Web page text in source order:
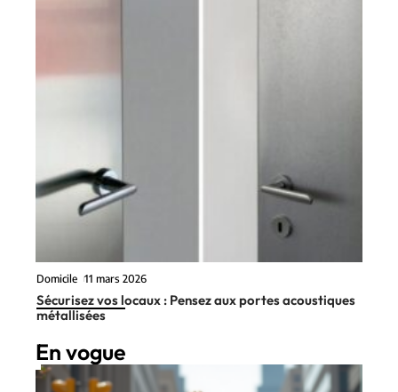
Domicile 11 mars 2026
Sécurisez vos locaux : Pensez aux portes acoustiques
métallisées
En vogue